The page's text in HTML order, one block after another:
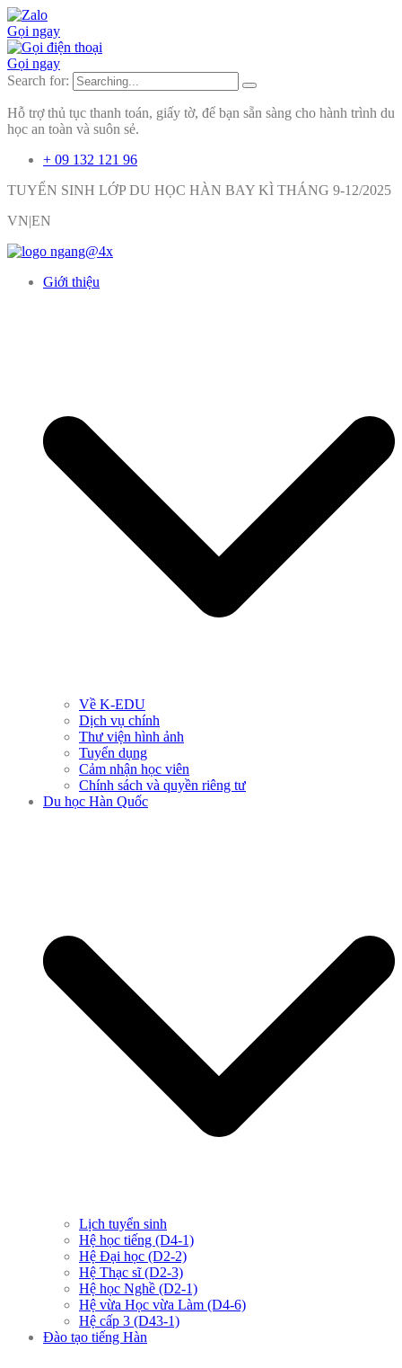
Gọi ngay
Gọi ngay
Search for:
Hỗ trợ thủ tục thanh toán, giấy tờ, để bạn sẵn sàng cho hành trình du
học an toàn và suôn sẻ.
+ 09 132 121 96
TUYỂN SINH LỚP DU HỌC HÀN BAY KÌ THÁNG 9-12/2025
VN|EN
Giới thiệu
Về K-EDU
Dịch vụ chính
Thư viện hình ảnh
Tuyển dụng
Cảm nhận học viên
Chính sách và quyền riêng tư
Du học Hàn Quốc
Lịch tuyển sinh
Hệ học tiếng (D4-1)
Hệ Đại học (D2-2)
Hệ Thạc sĩ (D2-3)
Hệ học Nghề (D2-1)
Hệ vừa Học vừa Làm (D4-6)
Hệ cấp 3 (D43-1)
Đào tạo tiếng Hàn